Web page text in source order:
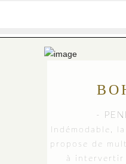
-
Indémodable,
propose de
à intervertir